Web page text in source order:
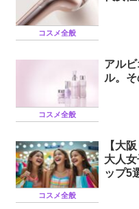
コスメ全般
コスメ全般
アル
ル。
コスメ全般
【大
大人
ップ5